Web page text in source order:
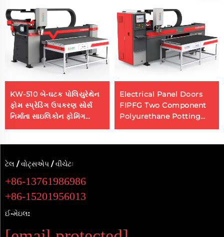
KW-510 બે-ઘટક પોલિયુરેથેન
ફોમ સ્પ્રેડિંગ ઉપકરણ સોર્સ
નિર્માતા સાઇલિકોન ફોમિંગ
મશીન
Electrical Panel Doors
FIPFG Two Component
Polyurethane Potting
Machine
ટેલ / વોટ્સએપ / વીચેટઃ
+86-13761986986
+86-15201956013
ઈ-મેઇલ: